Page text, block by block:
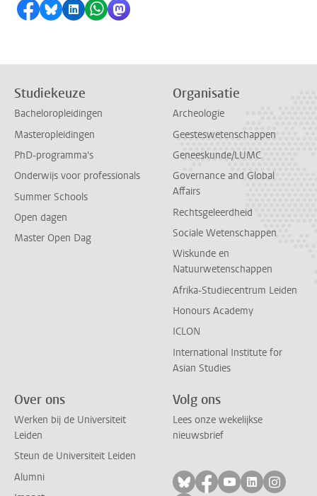
Delen op Facebook
Delen via Bluesky
Delen op LinkedIn
Delen via WhatsApp
Delen via Mastodon
Studiekeuze
Bacheloropleidingen
Masteropleidingen
PhD-programma's
Onderwijs voor professionals
Summer Schools
Open dagen
Master Open Dag
Organisatie
Archeologie
Geesteswetenschappen
Geneeskunde/LUMC
Governance and Global
Affairs
Rechtsgeleerdheid
Sociale Wetenschappen
Wiskunde en
Natuurwetenschappen
Afrika-Studiecentrum Leiden
Honours Academy
ICLON
International Institute for
Asian Studies
Over ons
Werken bij de Universiteit
Leiden
Steun de Universiteit Leiden
Alumni
Volg ons
Lees onze wekelijkse
nieuwsbrief
Volg ons op bluesky
Volg ons op
Volg ons op
Volg ons
Volg